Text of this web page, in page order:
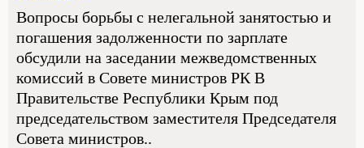
Вопросы борьбы с нелегальной занятостью и
погашения задолженности по зарплате
обсудили на заседании межведомственных
комиссий в Совете министров РК В
Правительстве Республики Крым под
председательством заместителя Председателя
Совета министров..